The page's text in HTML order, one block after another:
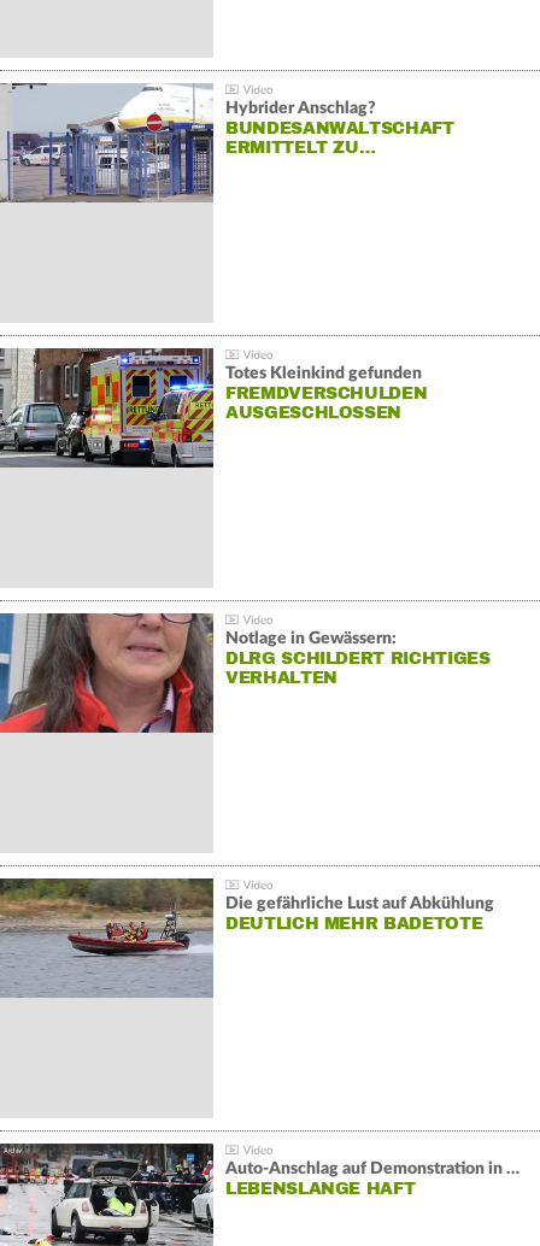
Hybrider Anschlag?
BUNDESANWALTSCHAFT
ERMITTELT ZU…
Totes Kleinkind gefunden
FREMDVERSCHULDEN
AUSGESCHLOSSEN
Notlage in Gewässern:
DLRG SCHILDERT RICHTIGES
VERHALTEN
Die gefährliche Lust auf Abkühlung
DEUTLICH MEHR BADETOTE
Auto-Anschlag auf Demonstration in München:
LEBENSLANGE HAFT